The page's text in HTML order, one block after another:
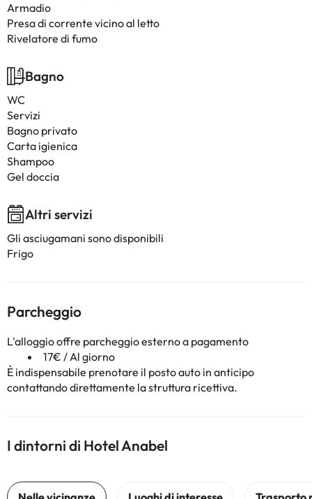
Armadio
Presa di corrente vicino al letto
Rivelatore di fumo
Bagno
WC
Servizi
Bagno privato
Carta igienica
Shampoo
Gel doccia
Altri servizi
Gli asciugamani sono disponibili
Frigo
Parcheggio
L'alloggio offre parcheggio esterno a pagamento
17€ / Al giorno
È indispensabile prenotare il posto auto in anticipo
contattando direttamente la struttura ricettiva.
I dintorni di Hotel Anabel